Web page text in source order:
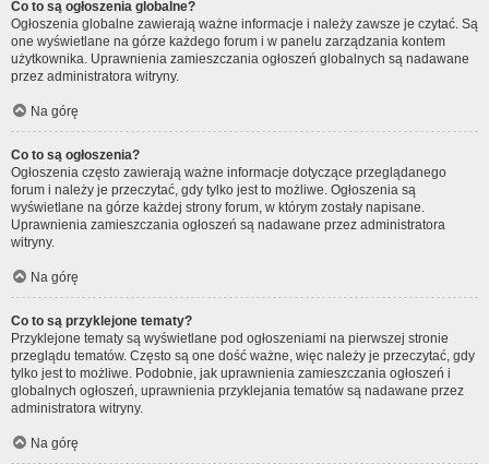
Co to są ogłoszenia globalne?
Ogłoszenia globalne zawierają ważne informacje i należy zawsze je czytać. Są
one wyświetlane na górze każdego forum i w panelu zarządzania kontem
użytkownika. Uprawnienia zamieszczania ogłoszeń globalnych są nadawane
przez administratora witryny.
Na górę
Co to są ogłoszenia?
Ogłoszenia często zawierają ważne informacje dotyczące przeglądanego
forum i należy je przeczytać, gdy tylko jest to możliwe. Ogłoszenia są
wyświetlane na górze każdej strony forum, w którym zostały napisane.
Uprawnienia zamieszczania ogłoszeń są nadawane przez administratora
witryny.
Na górę
Co to są przyklejone tematy?
Przyklejone tematy są wyświetlane pod ogłoszeniami na pierwszej stronie
przeglądu tematów. Często są one dość ważne, więc należy je przeczytać, gdy
tylko jest to możliwe. Podobnie, jak uprawnienia zamieszczania ogłoszeń i
globalnych ogłoszeń, uprawnienia przyklejania tematów są nadawane przez
administratora witryny.
Na górę